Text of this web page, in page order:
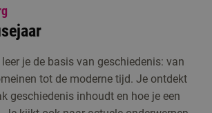
je de basis van geschiedenis: van
tot de moderne tijd. Je ontdekt
geschiedenis inhoudt en hoe je een